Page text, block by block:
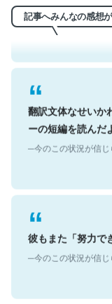
記事へみんなの感想
─今のこの状況が信じ
翻訳文体なせいか
ーの短編を読んだ
─今のこの状況が信
彼もまた「努力で
─今のこの状況が信